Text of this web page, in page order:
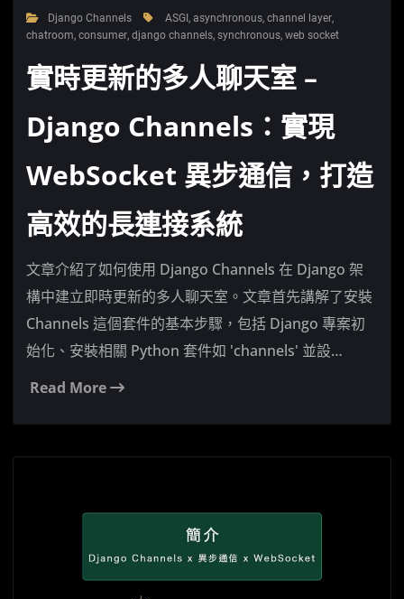
Django Channels ASGI,asynchronous,channel layer,
chatroom,consumer,django channels,synchronous,web socket
實時更新的多人聊天室 –
Django Channels：實現
WebSocket 異步通信，打造
高效的長連接系統
文章介紹了如何使用 Django Channels 在 Django 架
構中建立即時更新的多人聊天室。文章首先講解了安裝
Channels 這個套件的基本步驟，包括 Django 專案初
始化、安裝相關 Python 套件如 'channels' 並設…
Read More